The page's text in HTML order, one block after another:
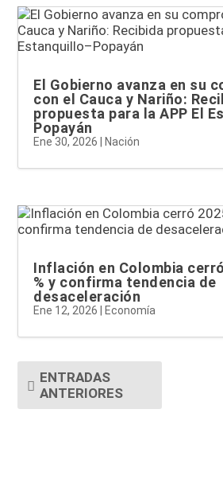
El Gobierno avanza en su
con el Cauca y Nariño:
propuesta para la APP El
Popayán
Ene 30, 2026 Nación
Inflación en Colombia
% y confirma tendencia de
desaceleración
Ene 12, 2026 Economía
ENTRADAS
ANTERIORES